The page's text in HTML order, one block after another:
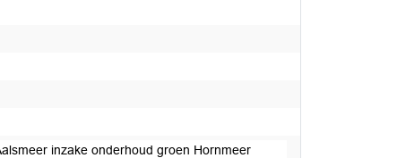
inzake onderhoud groen Hornmeer